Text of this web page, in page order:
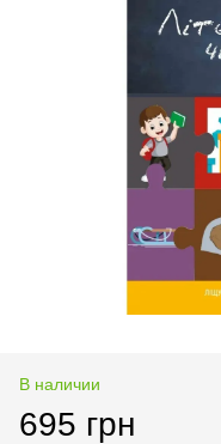
В наличии
695 грн